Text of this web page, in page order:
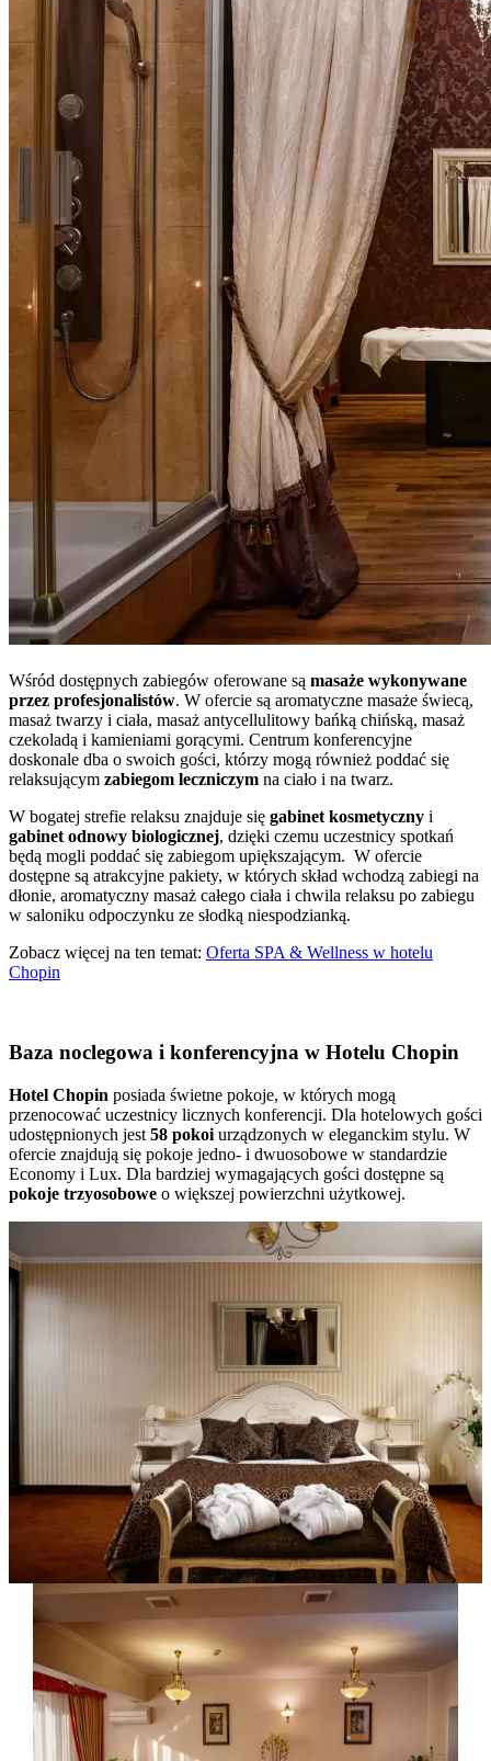
Wśród dostępnych zabiegów oferowane są masaże wykonywane
przez profesjonalistów. W ofercie są aromatyczne masaże świecą,
masaż twarzy i ciała, masaż antycellulitowy bańką chińską, masaż
czekoladą i kamieniami gorącymi. Centrum konferencyjne
doskonale dba o swoich gości, którzy mogą również poddać się
relaksującym zabiegom leczniczym na ciało i na twarz.
W bogatej strefie relaksu znajduje się gabinet kosmetyczny i
gabinet odnowy biologicznej, dzięki czemu uczestnicy spotkań
będą mogli poddać się zabiegom upiększającym. W ofercie
dostępne są atrakcyjne pakiety, w których skład wchodzą zabiegi na
dłonie, aromatyczny masaż całego ciała i chwila relaksu po zabiegu
w saloniku odpoczynku ze słodką niespodzianką.
Zobacz więcej na ten temat: Oferta SPA & Wellness w hotelu
Chopin
Baza noclegowa i konferencyjna w Hotelu Chopin
Hotel Chopin posiada świetne pokoje, w których mogą
przenocować uczestnicy licznych konferencji. Dla hotelowych gości
udostępnionych jest 58 pokoi urządzonych w eleganckim stylu. W
ofercie znajdują się pokoje jedno- i dwuosobowe w standardzie
Economy i Lux. Dla bardziej wymagających gości dostępne są
pokoje trzyosobowe o większej powierzchni użytkowej.